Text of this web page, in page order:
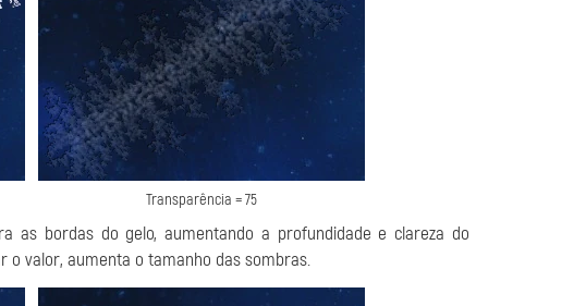
Transparência = 75
as bordas do gelo, aumentando a profundidade e clareza do
o valor, aumenta o tamanho das sombras.